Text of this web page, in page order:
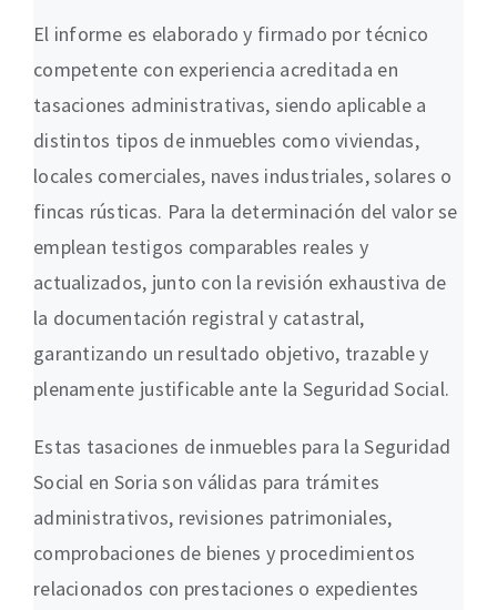
El informe es elaborado y firmado por técnico
competente con experiencia acreditada en
tasaciones administrativas, siendo aplicable a
distintos tipos de inmuebles como viviendas,
locales comerciales, naves industriales, solares o
fincas rústicas. Para la determinación del valor se
emplean testigos comparables reales y
actualizados, junto con la revisión exhaustiva de
la documentación registral y catastral,
garantizando un resultado objetivo, trazable y
plenamente justificable ante la Seguridad Social.
Estas tasaciones de inmuebles para la Seguridad
Social en Soria son válidas para trámites
administrativos, revisiones patrimoniales,
comprobaciones de bienes y procedimientos
relacionados con prestaciones o expedientes